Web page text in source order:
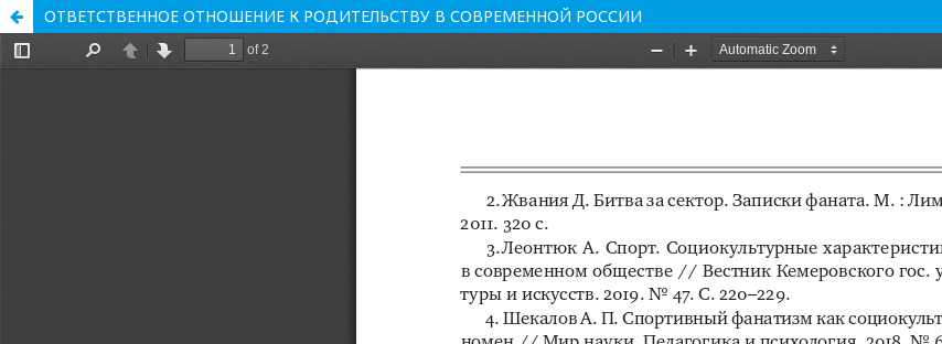
ОТВЕТСТВЕННОЕ ОТНОШЕНИЕ К РОДИТЕЛЬСТВУ В СОВРЕМЕННОЙ РОССИИ